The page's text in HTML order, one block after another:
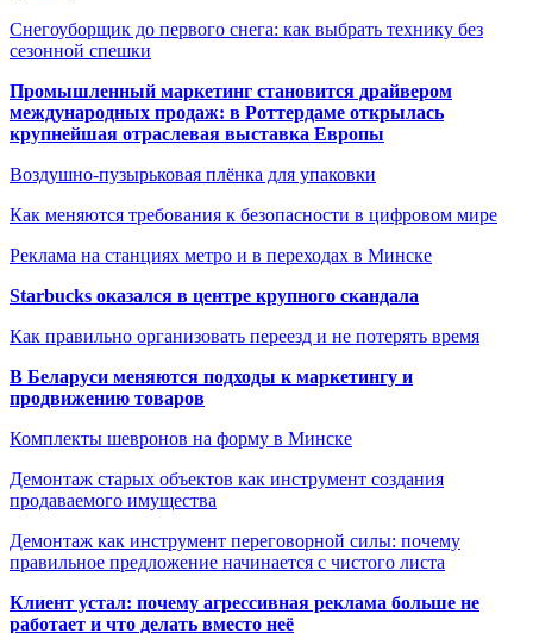
Снегоуборщик до первого снега: как выбрать технику без
сезонной спешки
Промышленный маркетинг становится драйвером
международных продаж: в Роттердаме открылась
крупнейшая отраслевая выставка Европы
Воздушно-пузырьковая плёнка для упаковки
Как меняются требования к безопасности в цифровом мире
Реклама на станциях метро и в переходах в Минске
Starbucks оказался в центре крупного скандала
Как правильно организовать переезд и не потерять время
В Беларуси меняются подходы к маркетингу и
продвижению товаров
Комплекты шевронов на форму в Минске
Демонтаж старых объектов как инструмент создания
продаваемого имущества
Демонтаж как инструмент переговорной силы: почему
правильное предложение начинается с чистого листа
Клиент устал: почему агрессивная реклама больше не
работает и что делать вместо неё